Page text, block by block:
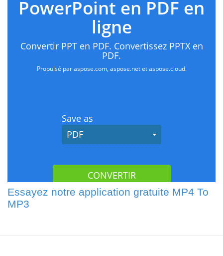
Essayez notre application gratuite MP4 To
MP3